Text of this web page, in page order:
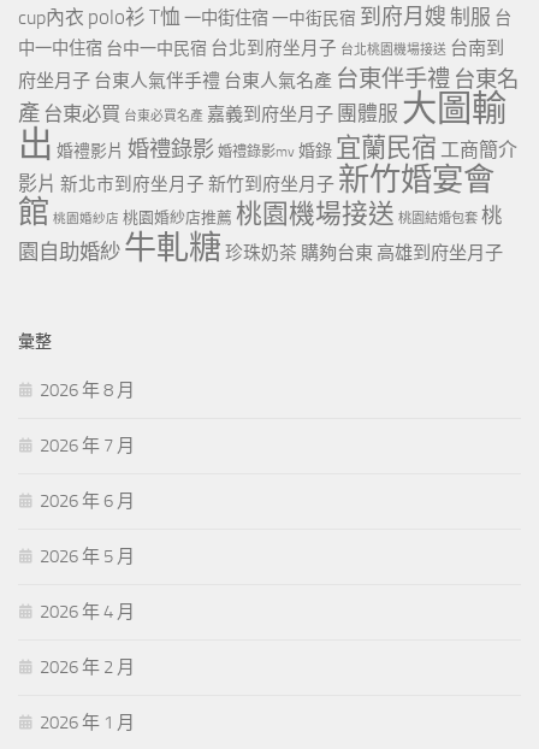
cup內衣 polo衫 T恤 一中街住宿一中街民宿 到府月嫂 制服 台
中一中住宿 台中一中民宿 台北到府坐月子 台北桃園機場接送 台南到
府坐月子 台東人氣伴手禮 台東人氣名產 台東伴手禮 台東名
產 台東必買 台東必買名產 嘉義到府坐月子 團體服 大圖輸
出 婚禮影片 婚禮錄影 婚禮錄影mv 婚錄 宜蘭民宿 工商簡介
影片 新北市到府坐月子 新竹到府坐月子 新竹婚宴會
館 桃園婚紗店 桃園婚紗店推薦 桃園機場接送 桃園結婚包套 桃
園自助婚紗 牛軋糖 珍珠奶茶 購夠台東 高雄到府坐月子
彙整
2026 年 8 月
2026 年 7 月
2026 年 6 月
2026 年 5 月
2026 年 4 月
2026 年 2 月
2026 年 1 月